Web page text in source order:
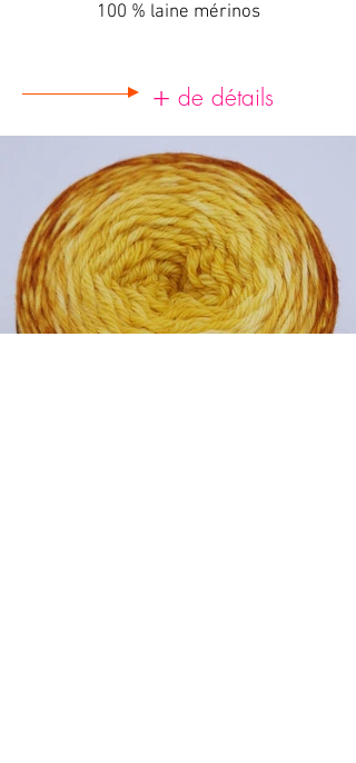
100 % laine mérinos
+ de détails